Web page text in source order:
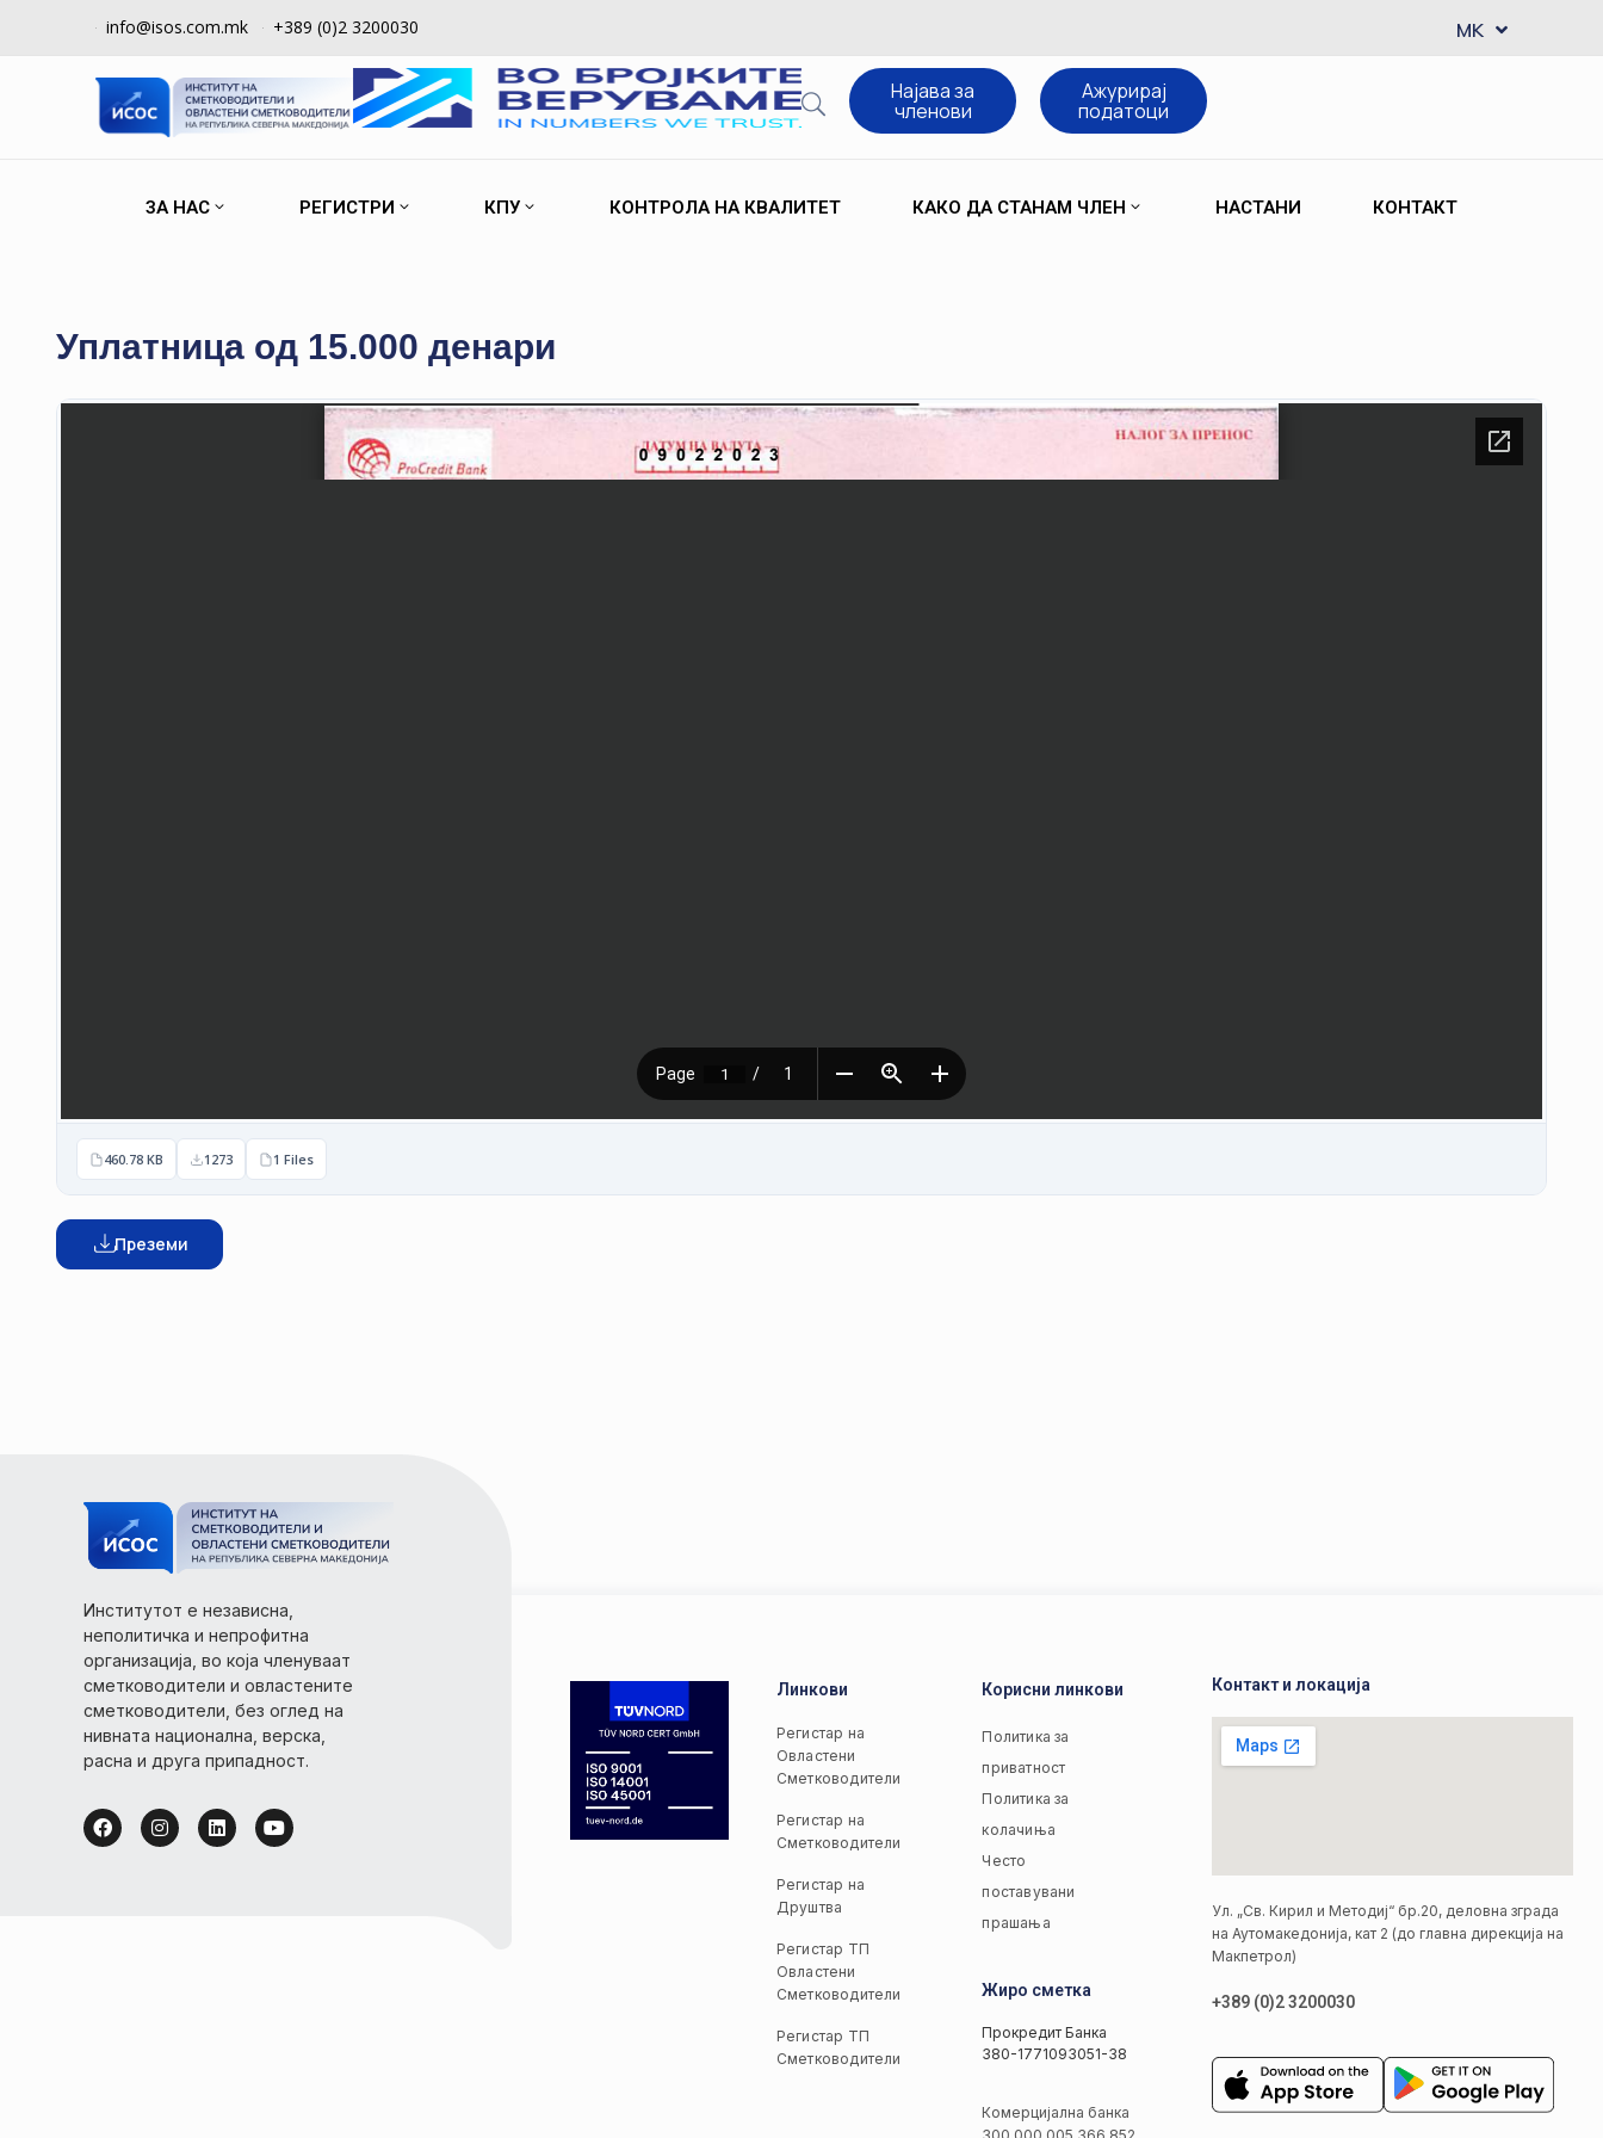
info@isos.com.mk +389 (0)2 3200030 MK
SQ
Најава за
членови
Ажурирај
податоци
ЗА НАС РЕГИСТРИ КПУ КОНТРОЛА НА КВАЛИТЕТ КАКО ДА СТАНАМ ЧЛЕН НАСТАНИ КОНТАКТ
Уплатница од 15.000 денари
460.78 KB 1273 1 Files
Преземи
Институтот е независна,
неполитичка и непрофитна
организација, во која членуваат
сметководители и овластените
сметководители, без оглед на
нивната национална, верска,
расна и друга припадност.
Линкови
Регистар на
Овластени
Сметководители
Регистар на
Сметководители
Регистар на
Друштва
Регистар ТП
Овластени
Сметководители
Регистар ТП
Сметководители
Корисни линкови
Политика за
приватност
Политика за
колачиња
Често
поставувани
прашања
Жиро сметка
Прокредит Банка
380-1771093051-38
Комерцијална банка
Контакт и локација
Ул. „Св. Кирил и Методиј“ бр.20, деловна зграда
на Аутомакедонија, кат 2 (до главна дирекција на
Макпетрол)
+389 (0)2 3200030